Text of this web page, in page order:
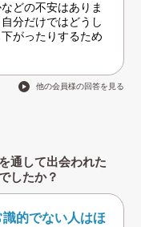
どの不安はありま
分だけではどうし
がったりするため
他の会員様の回答を見る
通して出会われた
したか？
的でない人はほ